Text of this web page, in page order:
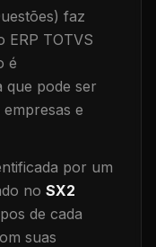
faz
ERP TOTVS
é
que pode ser
e
por um
no SX2
de cada
suas